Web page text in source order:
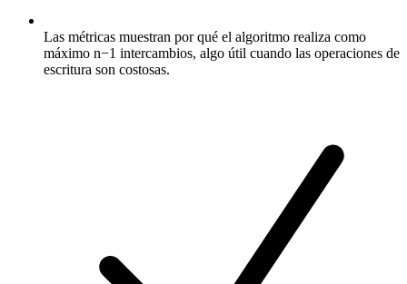
Las métricas muestran por qué el algoritmo realiza como
máximo n−1 intercambios, algo útil cuando las operaciones de
escritura son costosas.